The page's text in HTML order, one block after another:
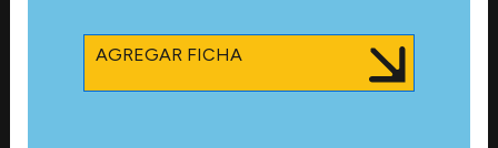
AGREGAR FICHA